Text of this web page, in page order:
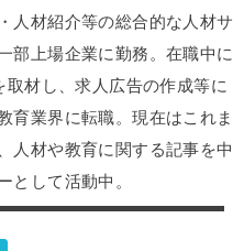
人材紹介等の総合的な人材サ
部上場企業に勤務。在職中に
取材し、求人広告の作成等に
育業界に転職。現在はこれま
人材や教育に関する記事を中
として活動中。